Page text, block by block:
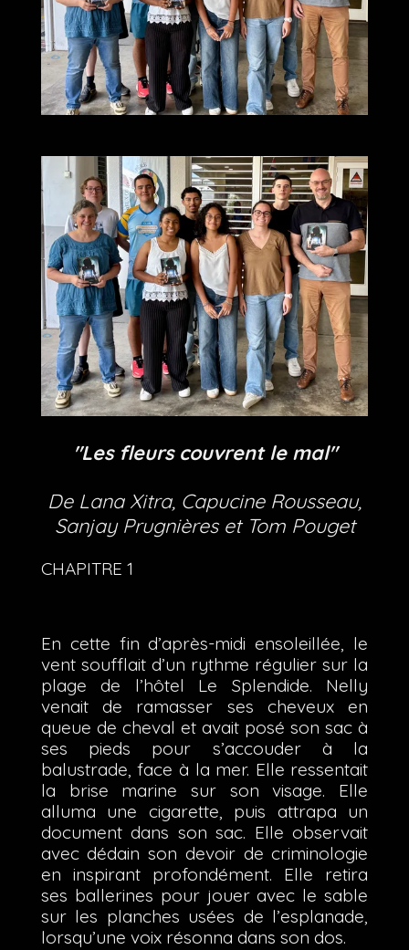
"Les fleurs couvrent le mal"
De Lana Xitra, Capucine Rousseau,
Sanjay Prugnières et Tom Pouget
CHAPITRE 1
En cette fin d’après-midi ensoleillée, le
vent soufflait d’un rythme régulier sur la
plage de l’hôtel Le Splendide. Nelly
venait de ramasser ses cheveux en
queue de cheval et avait posé son sac à
ses pieds pour s’accouder à la
balustrade, face à la mer. Elle ressentait
la brise marine sur son visage. Elle
alluma une cigarette, puis attrapa un
document dans son sac. Elle observait
avec dédain son devoir de criminologie
en inspirant profondément. Elle retira
ses ballerines pour jouer avec le sable
sur les planches usées de l’esplanade,
lorsqu’une voix résonna dans son dos.